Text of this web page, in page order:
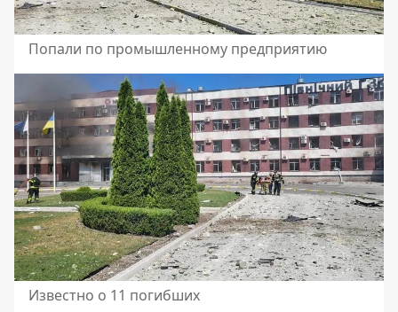
Попали по промышленному предприятию
Известно о 11 погибших